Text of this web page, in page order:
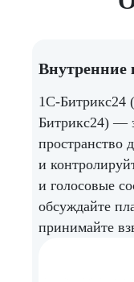
1C-Битрикс24
Битрикс24) —
пространство
и
и голосовые
обсуждайте
принимайте